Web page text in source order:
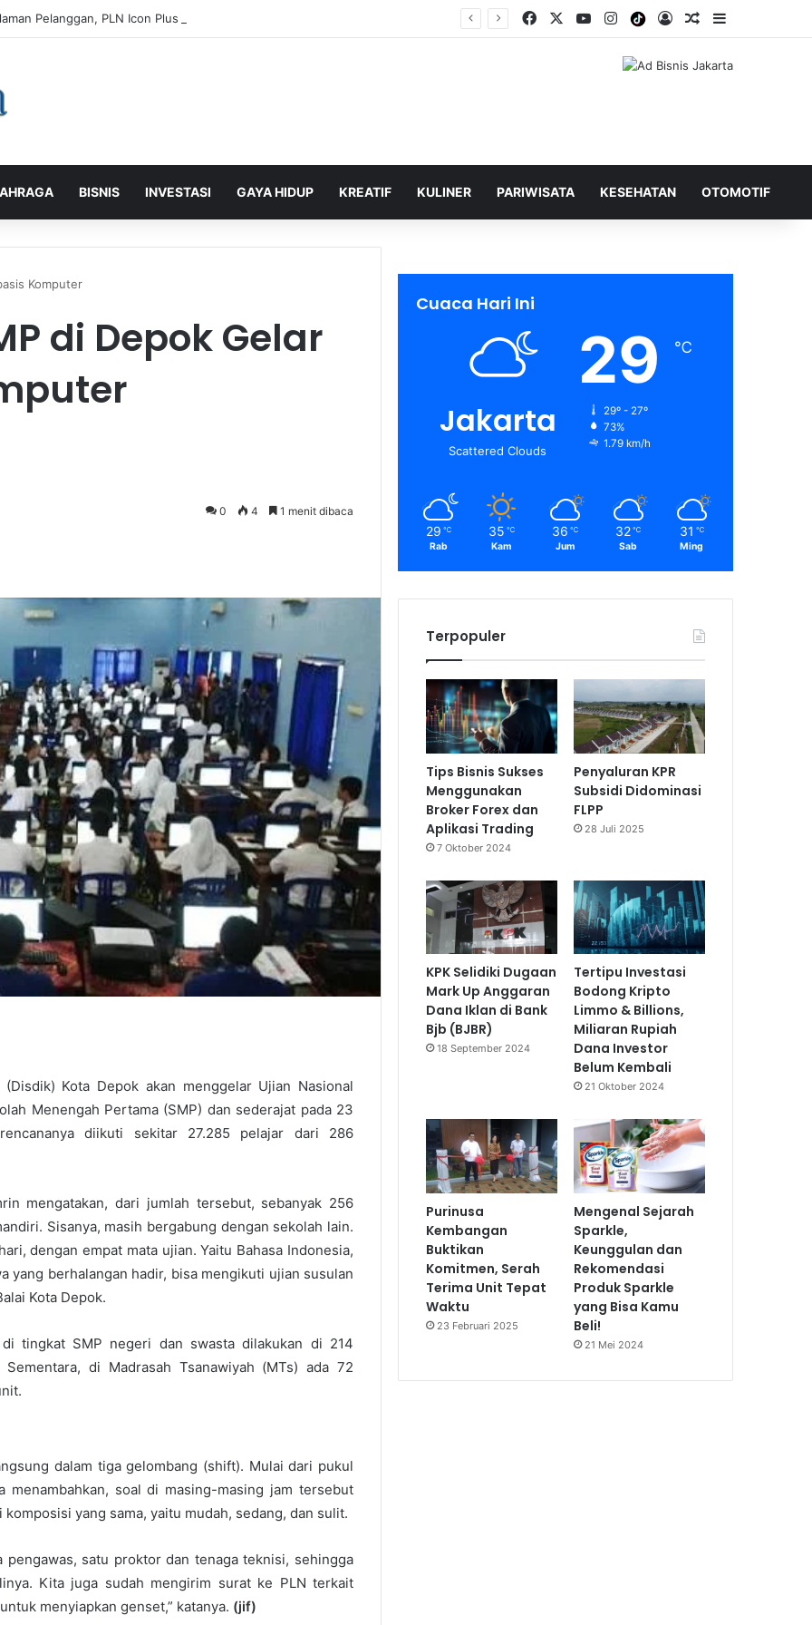
Pelanggan, PLN Icon Plus Sabet Tiga Penghargaan CCW 2026 Facebook YouTubeInstagramTiktokLog InShuffle Berita
BISNIS INVESTASI GAYA HIDUP KREATIF KULINER PARIWISATA KESEHATAN OTOMOTIF
Komputer
di Depok Gelar
0 4 1 menit dibaca
Kota Depok akan menggelar Ujian Nasional
Menengah Pertama (SMP) dan sederajat pada 23
diikuti sekitar 27.285 pelajar dari 286
mengatakan, dari jumlah tersebut, sebanyak 256
Sisanya, masih bergabung dengan sekolah lain.
dengan empat mata ujian. Yaitu Bahasa Indonesia,
yang berhalangan hadir, bisa mengikuti ujian susulan
Kota Depok.
tingkat SMP negeri dan swasta dilakukan di 214
di Madrasah Tsanawiyah (MTs) ada 72
dalam tiga gelombang (shift). Mulai dari pukul
menambahkan, soal di masing-masing jam tersebut
yang sama, yaitu mudah, sedang, dan sulit.
satu proktor dan tenaga teknisi, sehingga
Kita juga sudah mengirim surat ke PLN terkait
menyiapkan genset,” katanya. (jif)
Cuaca Hari Ini
Jakarta
Scattered Clouds
29 ℃
29º - 27º
73%
1.79 km/h
29 ℃
Rab
35 ℃
Kam
36 ℃
Jum
32 ℃
Sab
31 ℃
Ming
Terpopuler
Tips Bisnis Sukses
Menggunakan
Broker Forex dan
Aplikasi Trading
7 Oktober 2024
Penyaluran KPR
Subsidi Didominasi
FLPP
28 Juli 2025
KPK Selidiki Dugaan
Mark Up Anggaran
Dana Iklan di Bank
Bjb (BJBR)
18 September 2024
Tertipu Investasi
Bodong Kripto
Limmo & Billions,
Miliaran Rupiah
Dana Investor
Belum Kembali
21 Oktober 2024
Purinusa
Kembangan
Buktikan
Komitmen, Serah
Terima Unit Tepat
Waktu
23 Februari 2025
Mengenal Sejarah
Sparkle,
Keunggulan dan
Rekomendasi
Produk Sparkle
yang Bisa Kamu
Beli!
21 Mei 2024